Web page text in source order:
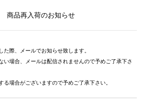
商品再入荷のお知らせ
た際、メールでお知らせ致します。
い場合、メールは配信されませんので予めご了承下さ
る場合がございますので予めご了承下さい。